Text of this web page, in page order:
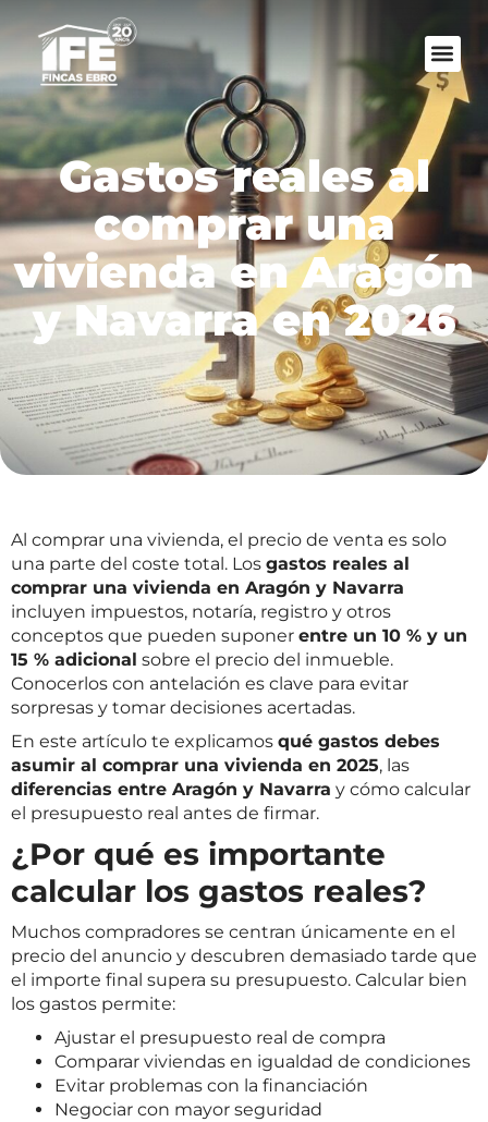
Gastos reales al
comprar una
vivienda en Aragón
y Navarra en 2026
Al comprar una vivienda, el precio de venta es solo
una parte del coste total. Los gastos reales al
comprar una vivienda en Aragón y Navarra
incluyen impuestos, notaría, registro y otros
conceptos que pueden suponer entre un 10 % y un
15 % adicional sobre el precio del inmueble.
Conocerlos con antelación es clave para evitar
sorpresas y tomar decisiones acertadas.
En este artículo te explicamos qué gastos debes
asumir al comprar una vivienda en 2025, las
diferencias entre Aragón y Navarra y cómo calcular
el presupuesto real antes de firmar.
¿Por qué es importante
calcular los gastos reales?
Muchos compradores se centran únicamente en el
precio del anuncio y descubren demasiado tarde que
el importe final supera su presupuesto. Calcular bien
los gastos permite:
Ajustar el presupuesto real de compra
Comparar viviendas en igualdad de condiciones
Evitar problemas con la financiación
Negociar con mayor seguridad